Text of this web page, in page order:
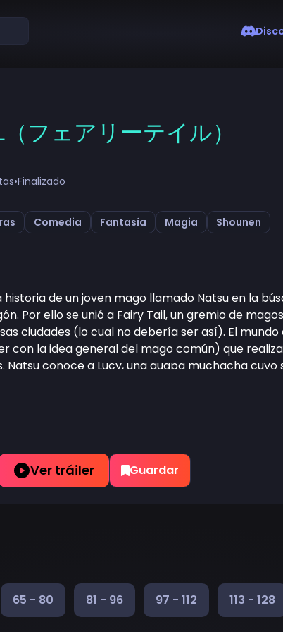
（フェアリーテイル）
•Finalizado
Comedia Fantasía Magia Shounen
historia de un joven mago llamado Natsu en la
Por ello se unió a Fairy Tail, un gremio de
ciudades (lo cual no debería ser así). El
con la idea general del mago común) que
Natsu conoce a Lucy, una guapa muchacha
Ver tráiler Guardar
65 - 80 81 - 96 97 - 112 113 - 128